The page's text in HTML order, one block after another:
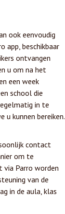
ook eenvoudig
app, beschikbaar
ontvangen
u om na het
een week
school die
in te
u kunnen bereiken.
contact
om te
via Parro worden
van de
in de aula, klas